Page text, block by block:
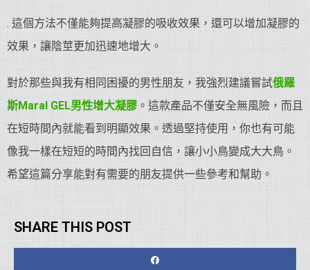
. 這個方法不僅能夠提高凝膠的吸收效果，還可以增加凝膠的
效果，讓陰莖更加迅速地增大。
對於那些與我有相同困擾的男性朋友，我強烈建議嘗試俄羅
斯Maral GEL男性增大凝膠 。這款產品不僅安全無風險，而且
在短時間內就能看到明顯效果。透過堅持使用，你也有可能
像我一樣在短短的時間內找回自信，讓小小鳥變成大大鳥。
希望這篇分享能對有需要的朋友提供一些參考和幫助。
SHARE THIS POST